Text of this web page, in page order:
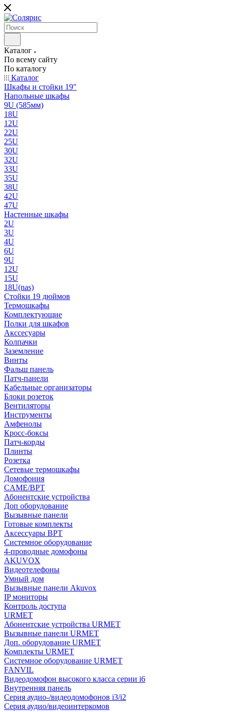
Каталог
По всему сайту
По каталогу
Каталог
Шкафы и стойки 19"
Напольные шкафы
9U (585мм)
18U
12U
22U
25U
30U
32U
33U
35U
38U
42U
47U
Настенные шкафы
2U
3U
4U
6U
9U
12U
15U
18U(nas)
Стойки 19 дюймов
Термошкафы
Комплектующие
Полки для шкафов
Акссесуары
Колпачки
Заземление
Винты
Фальш панель
Патч-панели
Кабельные организаторы
Блоки розеток
Вентиляторы
Инструменты
Амфенолы
Кросс-боксы
Патч-корды
Плинты
Розетка
Сетевые термошкафы
Домофония
CAME/BPT
Абонентские устройства
Доп оборудование
Вызывные панели
Готовые комплекты
Аксессуары BPT
Системное оборудование
4-проводные домофоны
AKUVOX
Видеотелефоны
Умный дом
Вызывные панели Akuvox
IP мониторы
Контроль доступа
URMET
Абонентские устройства URMET
Вызывные панели URMET
Доп. оборудование URMET
Комплекты URMET
Системное оборудование URMET
FANVIL
Видеодомофон высокого класса серии i6
Внутренняя панель
Серия аудио-/видеодомофонов i3/i2
Серия аудио/видеоинтеркомов